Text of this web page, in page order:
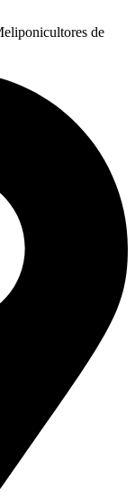
de